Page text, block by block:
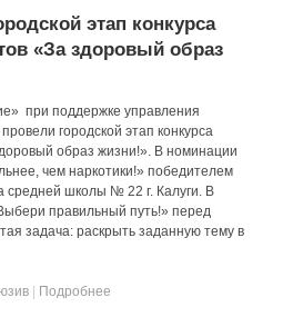
этап конкурса
«За здоровый образ
при поддержке управления
городской этап конкурса
образ жизни!». В номинации
чем наркотики!» победителем
средней школы № 22 г. Калуги. В
правильный путь!» перед
задача: раскрыть заданную тему в
Подробнее